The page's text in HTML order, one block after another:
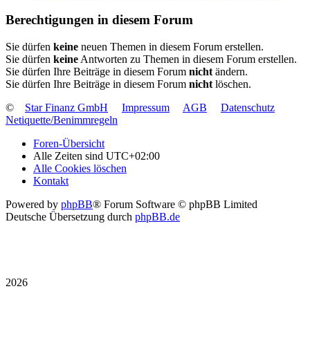
Berechtigungen in diesem Forum
Sie dürfen keine neuen Themen in diesem Forum erstellen.
Sie dürfen keine Antworten zu Themen in diesem Forum erstellen.
Sie dürfen Ihre Beiträge in diesem Forum nicht ändern.
Sie dürfen Ihre Beiträge in diesem Forum nicht löschen.
©
Star Finanz GmbH Impressum AGB
Datenschutz
Netiquette/Benimmregeln
Foren-Übersicht
Alle Zeiten sind UTC+02:00
Alle Cookies löschen
Kontakt
Powered by phpBB® Forum Software © phpBB Limited
Deutsche Übersetzung durch phpBB.de
2026